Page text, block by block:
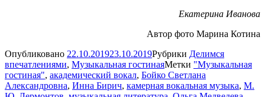
Екатерина Иванова
Автор фото Марина Котина
Опубликовано 22.10.201923.10.2019Рубрики Делимся
впечатлениями, Музыкальная гостинаяМетки "Музыкальная
гостиная", академический вокал, Бойко Светлана
Александровна, Инна Бирич, камерная вокальная музыка, М.